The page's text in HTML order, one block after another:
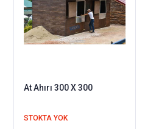
At Ahırı 300 X 300
STOKTA YOK